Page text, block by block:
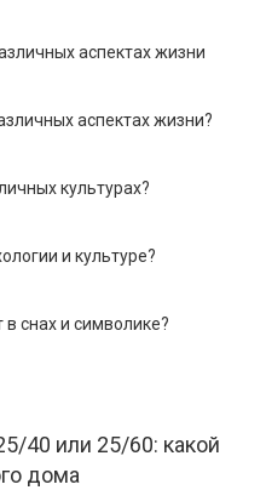
аспектах жизни
аспектах жизни?
культурах?
и культуре?
снах и символике?
40 или 25/60: какой
дома